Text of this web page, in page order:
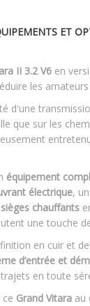
ET
II 3.2 V6 en
les
d'une
que sur les
équipement
électrique, un
sièges chauffants
une touche
en cuir et
d’entrée et
en toute
Grand Vitara au